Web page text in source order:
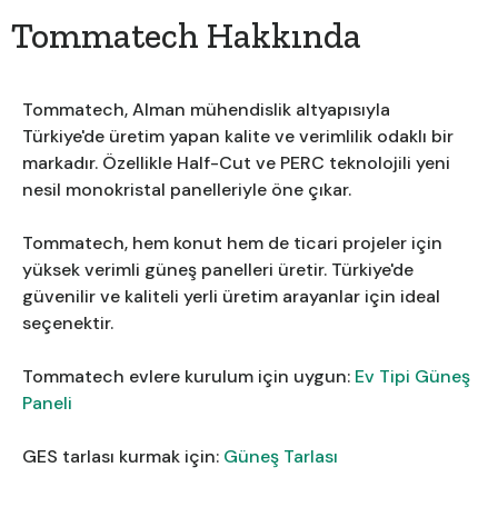
Tommatech Hakkında
Tommatech, Alman mühendislik altyapısıyla
Türkiye'de üretim yapan kalite ve verimlilik odaklı bir
markadır. Özellikle Half-Cut ve PERC teknolojili yeni
nesil monokristal panelleriyle öne çıkar.
Tommatech, hem konut hem de ticari projeler için
yüksek verimli güneş panelleri üretir. Türkiye'de
güvenilir ve kaliteli yerli üretim arayanlar için ideal
seçenektir.
Tommatech evlere kurulum için uygun: Ev Tipi Güneş
Paneli
GES tarlası kurmak için: Güneş Tarlası